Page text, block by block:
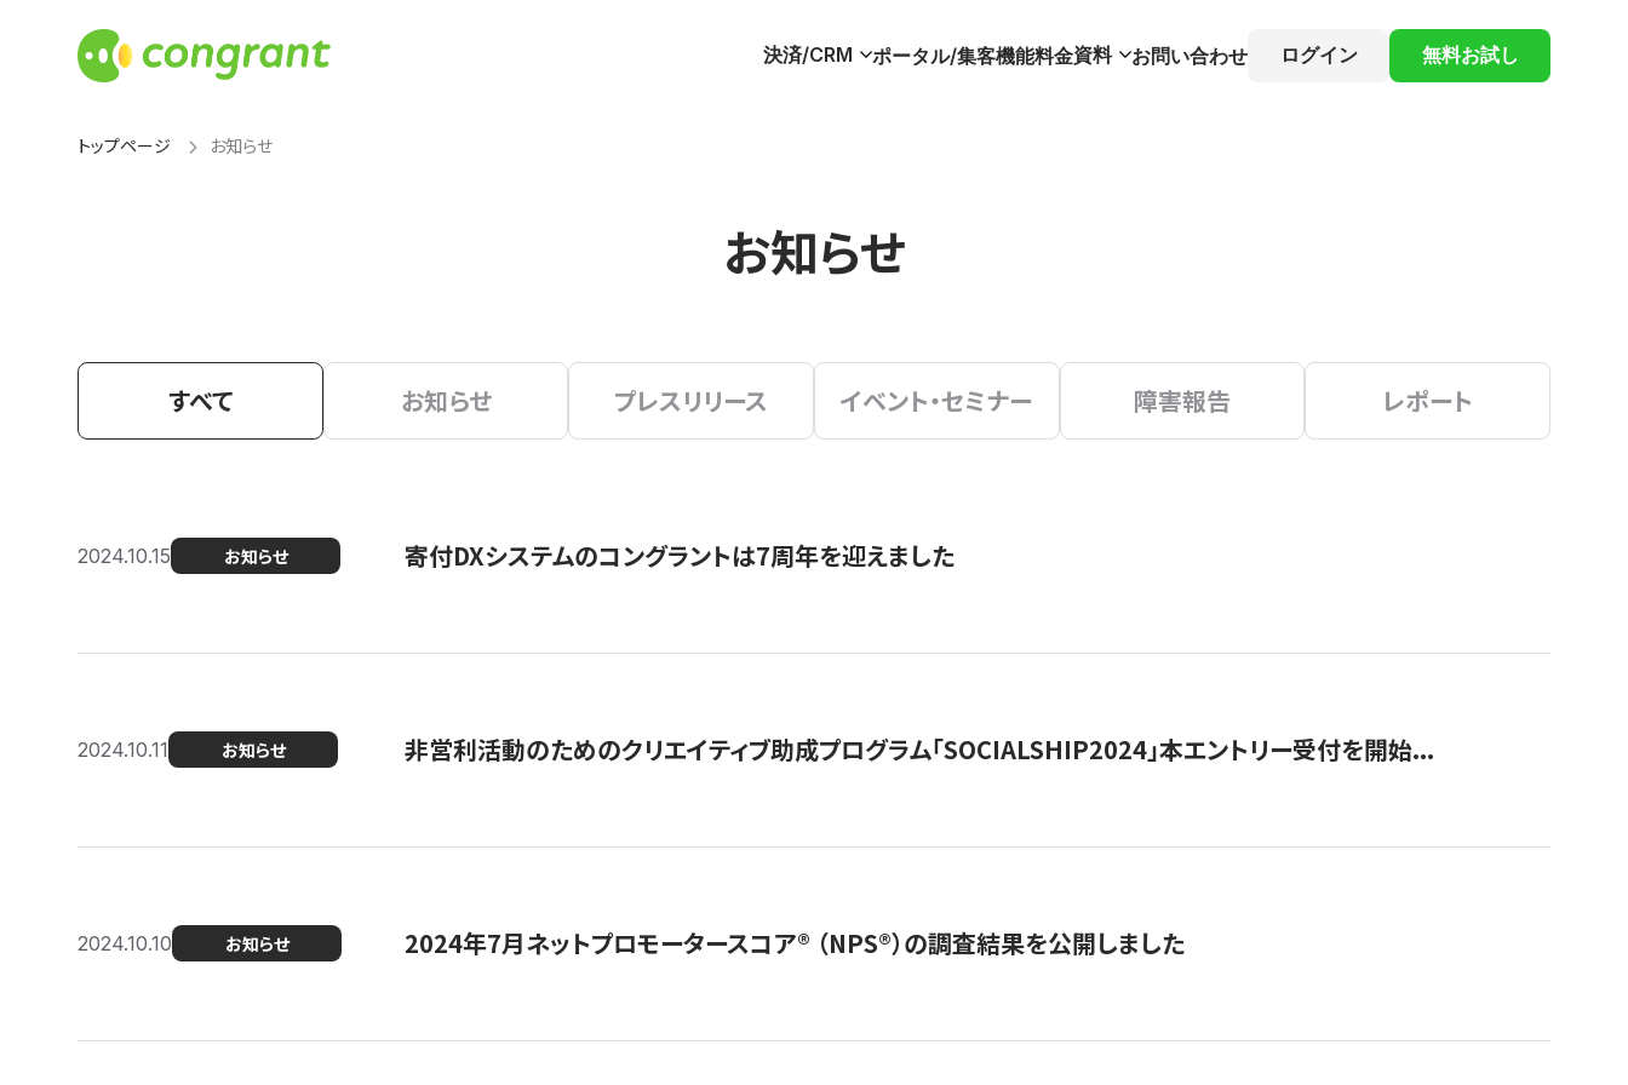
決済/CRM ポータル/集客機能料金資料 お問い合わせ ログイン 無料お試し
トップページ お知らせ
お知らせ
すべて お知らせ プレスリリース イベント・セミナー 障害報告 レポート
2024.10.15 お知らせ 寄付DXシステムのコングラントは7周年を迎えました
2024.10.11 お知らせ 非営利活動のためのクリエイティブ助成プログラム「SOCIALSHIP2024」本エントリー受付を開始...
2024.10.10 お知らせ 2024年7月ネットプロモータースコア®︎ （NPS®︎）の調査結果を公開しました